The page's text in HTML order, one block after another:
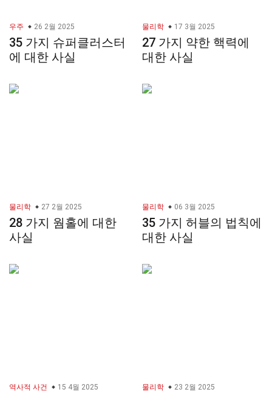
우주 26 2월 2025
35 가지 슈퍼클러스터
에 대한 사실
물리학 17 3월 2025
27 가지 약한 핵력에
대한 사실
물리학 27 2월 2025
28 가지 웜홀에 대한
사실
물리학 06 3월 2025
35 가지 허블의 법칙에
대한 사실
역사적 사건 15 4월 2025 물리학 23 2월 2025